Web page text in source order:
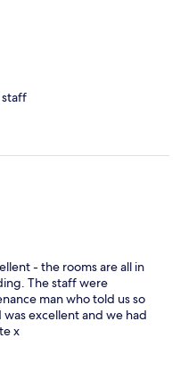
staff
- the rooms are all in
The staff were
man who told us so
excellent and we had
x